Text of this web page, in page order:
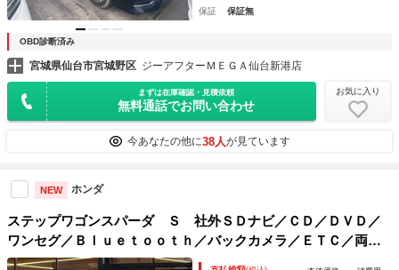
保証
保証無
OBD診断済み
宮城県仙台市宮城野区 ジーアフターＭＥＧＡ仙台新港店
まずは在庫確認・見積依頼
無料通話でお問い合わせ
お気に入り
今あなたの他に38人が見ています
NEW ホンダ
ステップワゴンスパーダ Ｓ 社外ＳＤナビ／ＣＤ／ＤＶＤ／
ワンセグ／Ｂｌｕｅｔｏｏｔｈ／バックカメラ／ＥＴＣ／両側
パワースライドドア／キセノンライト／フォグランプ／オート